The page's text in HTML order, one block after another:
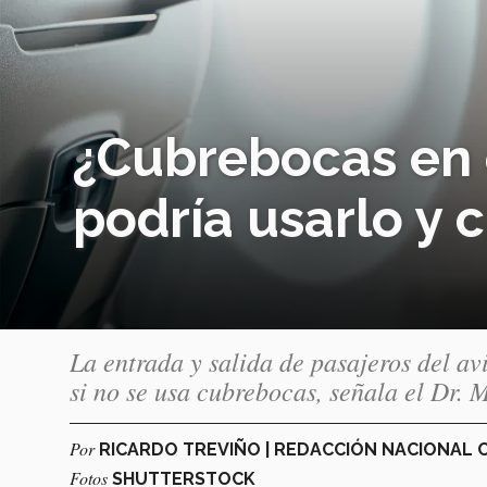
¿Cubrebocas
podría usarlo y
La entrada y salida de pasajeros del
si no se usa cubrebocas, señala el Dr.
Por RICARDO TREVIÑO | REDACCIÓN NACIONAL
Fotos SHUTTERSTOCK